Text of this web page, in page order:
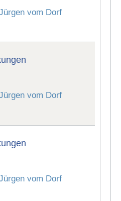
vom Dorf
vom Dorf
vom Dorf